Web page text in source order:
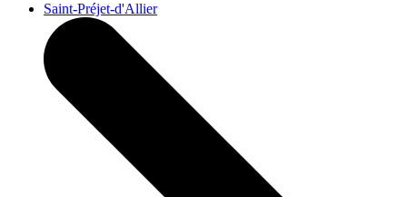
Saint-Préjet-d'Allier